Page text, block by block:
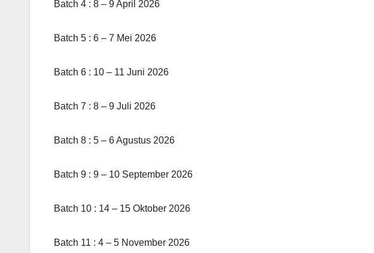
Batch 4 : 8 – 9 April 2026
Batch 5 : 6 – 7 Mei 2026
Batch 6 : 10 – 11 Juni 2026
Batch 7 : 8 – 9 Juli 2026
Batch 8 : 5 – 6 Agustus 2026
Batch 9 : 9 – 10 September 2026
Batch 10 : 14 – 15 Oktober 2026
Batch 11 : 4 – 5 November 2026